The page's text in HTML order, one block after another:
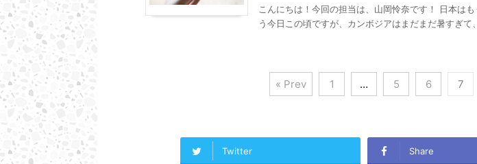
こんにちは！今回の担当は、山岡怜奈です！ 日本は
う今日この頃ですが、カンボジアはまだまだ暑すぎ
« Prev 1 … 5 6 7
Twitter Share